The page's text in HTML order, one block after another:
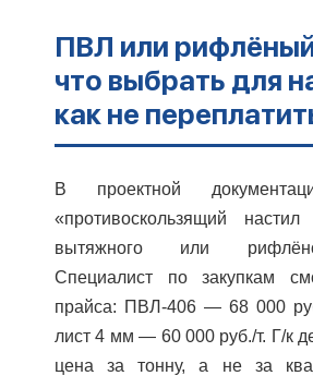
ПВЛ или
что выбрать для
как не
В проектной
«противоскользящий
вытяжного или
Специалист по закупкам
прайса: ПВЛ-406 — 68 000
лист 4 мм — 60 000 руб./т. Г/к
цена за тонну, а не за